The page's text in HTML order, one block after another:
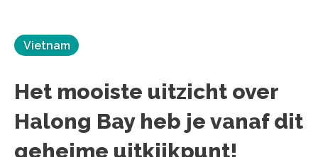
Vietnam
Het mooiste uitzicht over
Halong Bay heb je vanaf dit
geheime uitkijkpunt!